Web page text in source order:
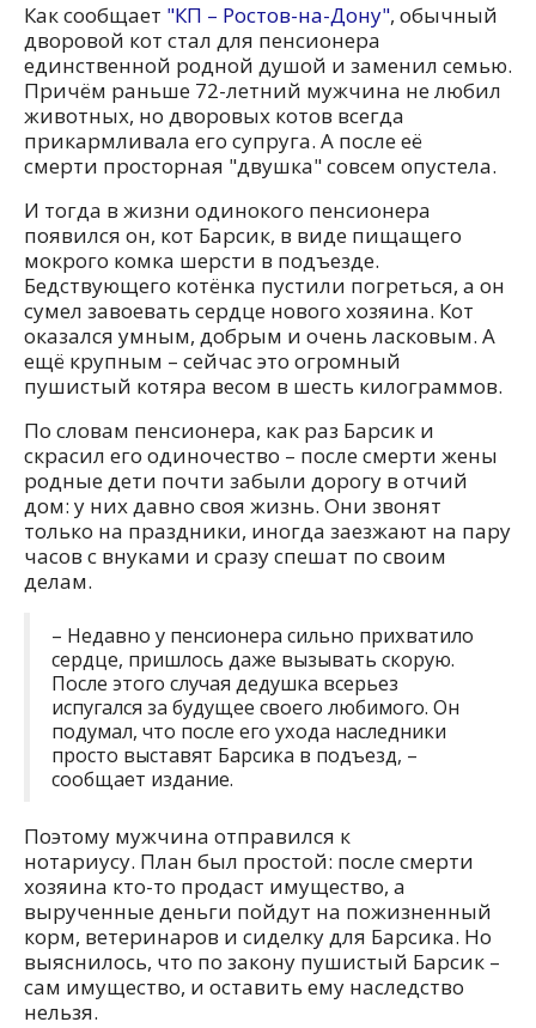
Как сообщает "КП – Ростов-на-Дону", обычный
дворовой кот стал для пенсионера
единственной родной душой и заменил семью.
Причём раньше 72-летний мужчина не любил
животных, но дворовых котов всегда
прикармливала его супруга. А после её
смерти просторная "двушка" совсем опустела.
И тогда в жизни одинокого пенсионера
появился он, кот Барсик, в виде пищащего
мокрого комка шерсти в подъезде.
Бедствующего котёнка пустили погреться, а он
сумел завоевать сердце нового хозяина. Кот
оказался умным, добрым и очень ласковым. А
ещё крупным – сейчас это огромный
пушистый котяра весом в шесть килограммов.
По словам пенсионера, как раз Барсик и
скрасил его одиночество – после смерти жены
родные дети почти забыли дорогу в отчий
дом: у них давно своя жизнь. Они звонят
только на праздники, иногда заезжают на пару
часов с внуками и сразу спешат по своим
делам.
– Недавно у пенсионера сильно прихватило
сердце, пришлось даже вызывать скорую.
После этого случая дедушка всерьез
испугался за будущее своего любимого. Он
подумал, что после его ухода наследники
просто выставят Барсика в подъезд, –
сообщает издание.
Поэтому мужчина отправился к
нотариусу. План был простой: после смерти
хозяина кто-то продаст имущество, а
вырученные деньги пойдут на пожизненный
корм, ветеринаров и сиделку для Барсика. Но
выяснилось, что по закону пушистый Барсик –
сам имущество, и оставить ему наследство
нельзя.